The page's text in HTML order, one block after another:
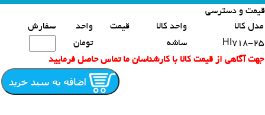
محصولات مشابه
قیمت و دسترسی
مدل کالا
واحد کالا قیمت واحد
سفارش
HI718-25
ساشه
تومان
جهت آگاهی از قیمت کالا با کارشناسان ما تماس حاصل فرمایید